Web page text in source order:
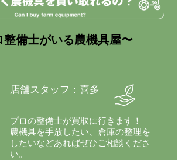
整備士がいる農機具屋〜
店舗スタッフ：喜多
プロの整備士が買取に行きます！
農機具を手放したい、倉庫の整理を
したいなどあればぜひご相談くださ
い。